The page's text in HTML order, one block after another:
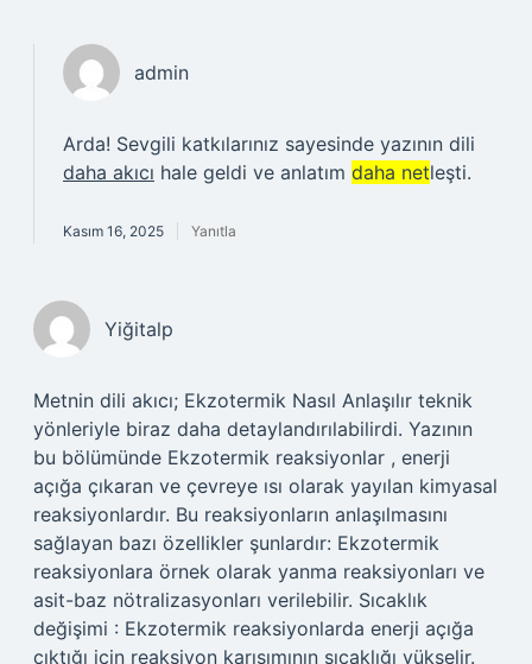
admin
Arda! Sevgili katkılarınız sayesinde yazının dili
daha akıcı hale geldi ve anlatım daha netleşti.
Kasım 16, 2025 Yanıtla
Yiğitalp
Metnin dili akıcı; Ekzotermik Nasıl Anlaşılır teknik
yönleriyle biraz daha detaylandırılabilirdi. Yazının
bu bölümünde Ekzotermik reaksiyonlar , enerji
açığa çıkaran ve çevreye ısı olarak yayılan kimyasal
reaksiyonlardır. Bu reaksiyonların anlaşılmasını
sağlayan bazı özellikler şunlardır: Ekzotermik
reaksiyonlara örnek olarak yanma reaksiyonları ve
asit-baz nötralizasyonları verilebilir. Sıcaklık
değişimi : Ekzotermik reaksiyonlarda enerji açığa
çıktığı için reaksiyon karışımının sıcaklığı yükselir.